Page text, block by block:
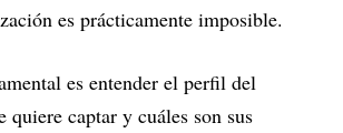
es prácticamente imposible.
es entender el perfil del
quiere captar y cuáles son sus